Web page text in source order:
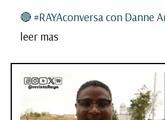
🔴 #RAYAconversa con Danne
leer mas